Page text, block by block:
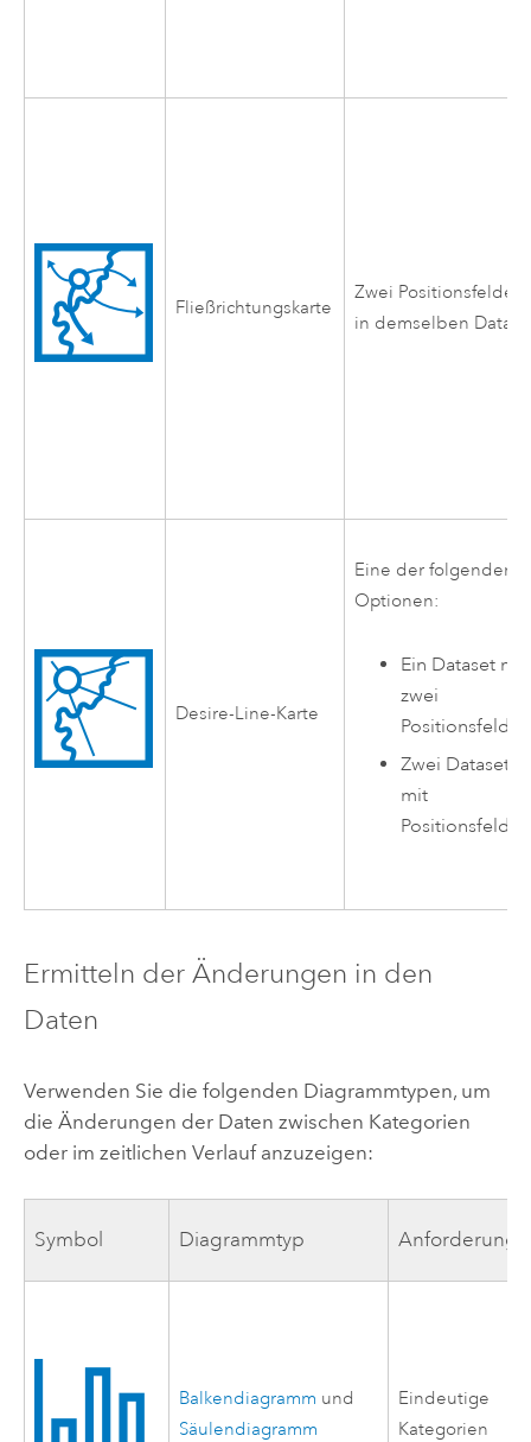
Fließrichtungskarte
Zwei Positionsfelder
in demselben
Desire-Line-Karte
Eine der folgenden
Optionen:
Ein Dataset mit
zwei
Zwei Datasets
mit
Ermitteln der Änderungen in den
Daten
Verwenden Sie die folgenden Diagrammtypen, um
die Änderungen der Daten zwischen Kategorien
oder im zeitlichen Verlauf anzuzeigen:
Symbol Diagrammtyp
Balkendiagramm und
Säulendiagramm
Eindeutige
Kategorien